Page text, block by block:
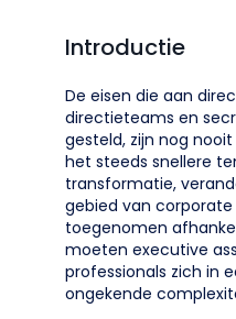
Introductie
De eisen die aan
directieteams en
gesteld, zijn nog
het steeds snellere
transformatie,
gebied van
toegenomen
moeten executive
professionals zich in
ongekende